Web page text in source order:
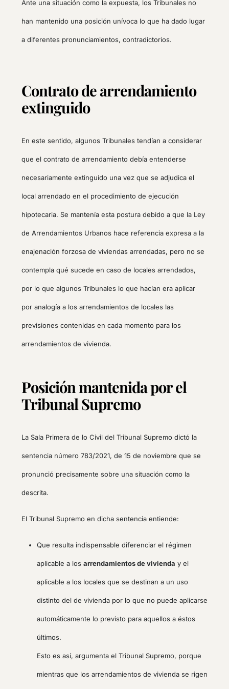
Ante una situación como la expuesta, los Tribunales no
han mantenido una posición unívoca lo que ha dado lugar
a diferentes pronunciamientos, contradictorios.
Contrato de arrendamiento
extinguido
En este sentido, algunos Tribunales tendían a considerar
que el contrato de arrendamiento debía entenderse
necesariamente extinguido una vez que se adjudica el
local arrendado en el procedimiento de ejecución
hipotecaria. Se mantenía esta postura debido a que la Ley
de Arrendamientos Urbanos hace referencia expresa a la
enajenación forzosa de viviendas arrendadas, pero no se
contempla qué sucede en caso de locales arrendados,
por lo que algunos Tribunales lo que hacían era aplicar
por analogía a los arrendamientos de locales las
previsiones contenidas en cada momento para los
arrendamientos de vivienda.
Posición mantenida por el
Tribunal Supremo
La Sala Primera de lo Civil del Tribunal Supremo dictó la
sentencia número 783/2021, de 15 de noviembre que se
pronunció precisamente sobre una situación como la
descrita.
El Tribunal Supremo en dicha sentencia entiende:
Que resulta indispensable diferenciar el régimen
aplicable a los arrendamientos de vivienda y el
aplicable a los locales que se destinan a un uso
distinto del de vivienda por lo que no puede aplicarse
automáticamente lo previsto para aquellos a éstos
últimos.
Esto es así, argumenta el Tribunal Supremo, porque
mientras que los arrendamientos de vivienda se rigen